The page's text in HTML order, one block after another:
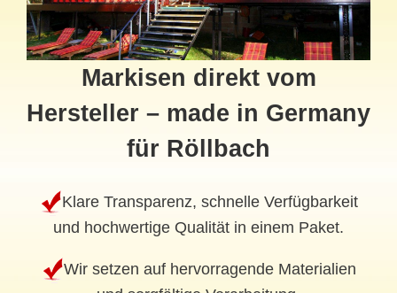
Markisen direkt vom
Hersteller – made in Germany
für Röllbach
Klare Transparenz, schnelle Verfügbarkeit
und hochwertige Qualität in einem Paket.
Wir setzen auf hervorragende Materialien